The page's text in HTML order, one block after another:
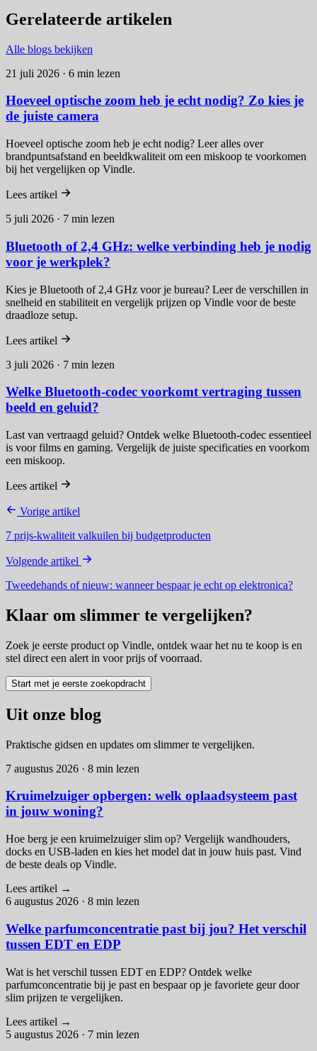
Gerelateerde artikelen
Alle blogs bekijken
21 juli 2026 · 6 min lezen
Hoeveel optische zoom heb je echt nodig? Zo kies je
de juiste camera
Hoeveel optische zoom heb je echt nodig? Leer alles over
brandpuntsafstand en beeldkwaliteit om een miskoop te voorkomen
bij het vergelijken op Vindle.
Lees artikel
5 juli 2026 · 7 min lezen
Bluetooth of 2,4 GHz: welke verbinding heb je nodig
voor je werkplek?
Kies je Bluetooth of 2,4 GHz voor je bureau? Leer de verschillen in
snelheid en stabiliteit en vergelijk prijzen op Vindle voor de beste
draadloze setup.
Lees artikel
3 juli 2026 · 7 min lezen
Welke Bluetooth-codec voorkomt vertraging tussen
beeld en geluid?
Last van vertraagd geluid? Ontdek welke Bluetooth-codec essentieel
is voor films en gaming. Vergelijk de juiste specificaties en voorkom
een miskoop.
Lees artikel
Vorige artikel
7 prijs-kwaliteit valkuilen bij budgetproducten
Volgende artikel
Tweedehands of nieuw: wanneer bespaar je echt op elektronica?
Klaar om slimmer te vergelijken?
Zoek je eerste product op Vindle, ontdek waar het nu te koop is en
stel direct een alert in voor prijs of voorraad.
Start met je eerste zoekopdracht
Uit onze blog
Praktische gidsen en updates om slimmer te vergelijken.
7 augustus 2026 · 8 min lezen
Kruimelzuiger opbergen: welk oplaadsysteem past
in jouw woning?
Hoe berg je een kruimelzuiger slim op? Vergelijk wandhouders,
docks en USB-laden en kies het model dat in jouw huis past. Vind
de beste deals op Vindle.
Lees artikel →
6 augustus 2026 · 8 min lezen
Welke parfumconcentratie past bij jou? Het verschil
tussen EDT en EDP
Wat is het verschil tussen EDT en EDP? Ontdek welke
parfumconcentratie bij je past en bespaar op je favoriete geur door
slim prijzen te vergelijken.
Lees artikel →
5 augustus 2026 · 7 min lezen